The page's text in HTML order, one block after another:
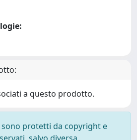
a questo prodotto.
sono protetti da copyright e